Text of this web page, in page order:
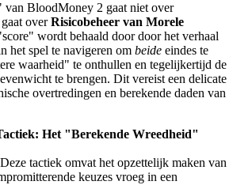
van BloodMoney 2 gaat niet over
overRisicobeheer van Morele
wordt behaald door door het verhaal
het spel te navigeren om beide eindes te
waarheid" te onthullen en tegelijkertijd de
te brengen. Dit vereist een delicate
overtredingen en berekende daden van
Het "Berekende Wreedheid"
Deze tactiek omvat het opzettelijk maken van
keuzes vroeg in een